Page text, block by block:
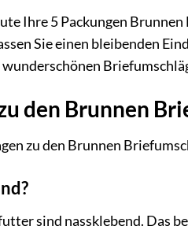
Ihre 5 Packungen
Sie einen bleibenden
den Brunnen
zu den Brunnen
sind nassklebend. Das